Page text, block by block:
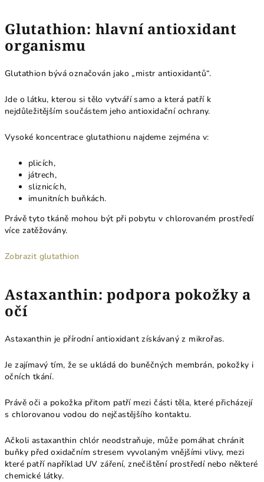
Glutathion: hlavní antioxidant
organismu
Glutathion bývá označován jako „mistr antioxidantů“.
Jde o látku, kterou si tělo vytváří samo a která patří k
nejdůležitějším součástem jeho antioxidační ochrany.
Vysoké koncentrace glutathionu najdeme zejména v:
plicích,
játrech,
sliznicích,
imunitních buňkách.
Právě tyto tkáně mohou být při pobytu v chlorovaném prostředí
více zatěžovány.
Zobrazit glutathion
Astaxanthin: podpora pokožky a
očí
Astaxanthin je přírodní antioxidant získávaný z mikrořas.
Je zajímavý tím, že se ukládá do buněčných membrán, pokožky i
očních tkání.
Právě oči a pokožka přitom patří mezi části těla, které přicházejí
s chlorovanou vodou do nejčastějšího kontaktu.
Ačkoli astaxanthin chlór neodstraňuje, může pomáhat chránit
buňky před oxidačním stresem vyvolaným vnějšími vlivy, mezi
které patří například UV záření, znečištění prostředí nebo některé
chemické látky.